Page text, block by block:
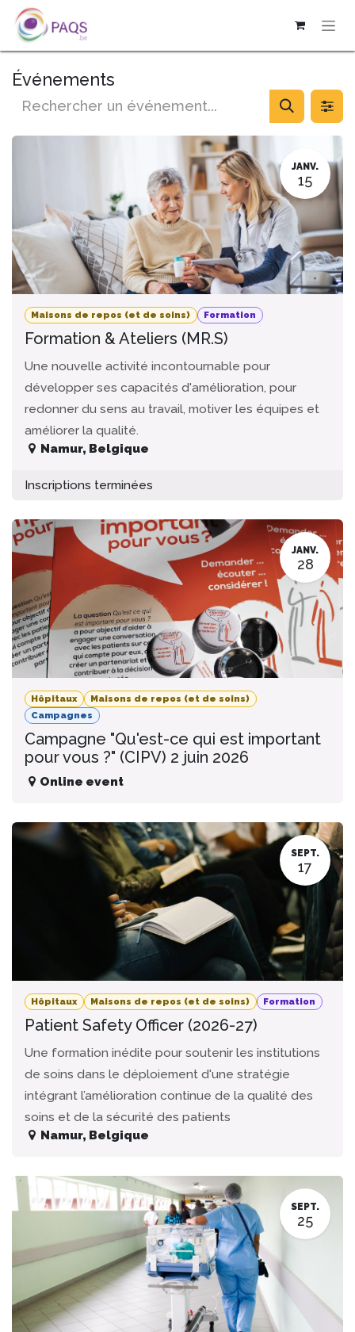
SE RENDRE AU CONTENU
Événements
JANV.
15
Maisons de repos (et de soins) Formation
Formation & Ateliers (MR.S)
Une nouvelle activité incontournable pour
développer ses capacités d'amélioration, pour
redonner du sens au travail, motiver les équipes et
améliorer la qualité.
Namur, Belgique
Inscriptions terminées
JANV.
28
Hôpitaux
Maisons de repos (et de soins)
Campagnes
Campagne "Qu'est-ce qui est important
pour vous ?" (CIPV) 2 juin 2026
Online event
SEPT.
17
Hôpitaux Maisons de repos (et de soins) Formation
Patient Safety Officer (2026-27)
Une formation inédite pour soutenir les institutions
de soins dans le déploiement d'une stratégie
intégrant l’amélioration continue de la qualité des
soins et de la sécurité des patients
Namur, Belgique
SEPT.
25